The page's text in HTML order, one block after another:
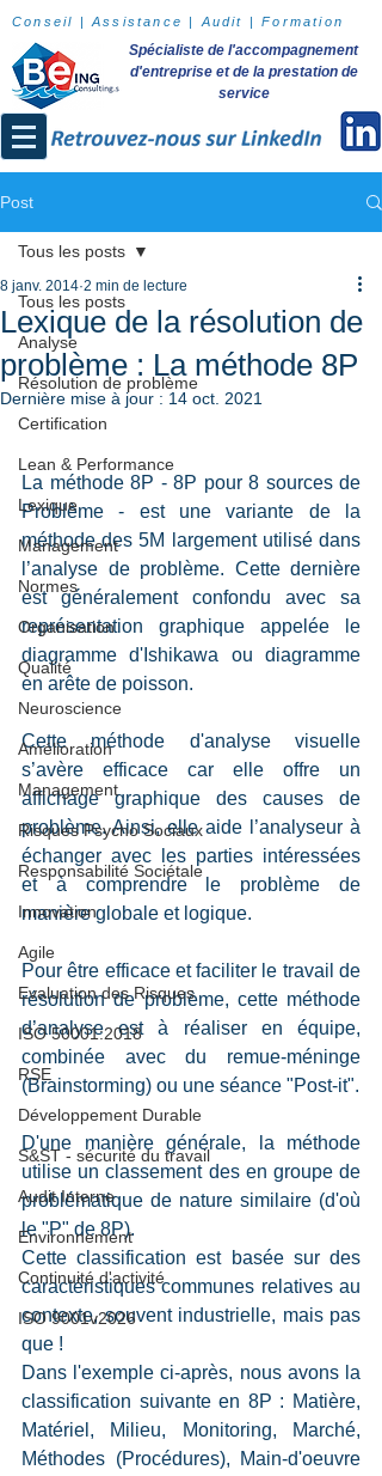
Conseil | Assistance | Audit | Formation
Spécialiste de l'accompagnement
d'entreprise et de la prestation de
service
Post
Tous les posts
Analyse
Résolution de problème
Certification
Lean & Performance
Lexique
Management
Normes
Organisation
Qualité
Neuroscience
Amélioration
Management
Risques Psycho Sociaux
Responsabilité Sociétale
Innovation
Agile
Evaluation des Risques
ISO 50001:2018
RSE
Développement Durable
S&ST - sécurité du travail
Audit Interne
Environnement
Continuité d'activité
ISO 9001v2026
Tous les posts
Lexique de la résolution de
problème : La méthode 8P
8 janv. 2014 2 min de lecture
Dernière mise à jour : 14 oct. 2021
La méthode 8P - 8P pour 8 sources de
Problème - est une variante de la
méthode des 5M largement utilisé dans
l’analyse de problème. Cette dernière
est généralement confondu avec sa
représentation graphique appelée le
diagramme d'Ishikawa ou diagramme
en arête de poisson.
Cette méthode d'analyse visuelle
s’avère efficace car elle offre un
affichage graphique des causes de
problème. Ainsi, elle aide l’analyseur à
échanger avec les parties intéressées
et à comprendre le problème de
manière globale et logique.
Pour être efficace et faciliter le travail de
résolution de problème, cette méthode
d’analyse est à réaliser en équipe,
combinée avec du remue-méninge
(Brainstorming) ou une séance "Post-it".
D'une manière générale, la méthode
utilise un classement des en groupe de
problématique de nature similaire (d'où
le "P" de 8P).
Cette classification est basée sur des
caractéristiques communes relatives au
contexte, souvent industrielle, mais pas
que !
Dans l'exemple ci-après, nous avons la
classification suivante en 8P : Matière,
Matériel, Milieu, Monitoring, Marché,
Méthodes (Procédures), Main-d'oeuvre